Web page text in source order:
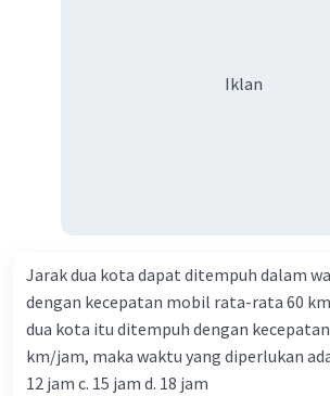
Iklan
Jarak dua kota dapat ditempuh dalam
dengan kecepatan mobil rata-rata 60
dua kota itu ditempuh dengan
km/jam, maka waktu yang diperlukan adalah .... a.
12 jam c. 15 jam d. 18 jam